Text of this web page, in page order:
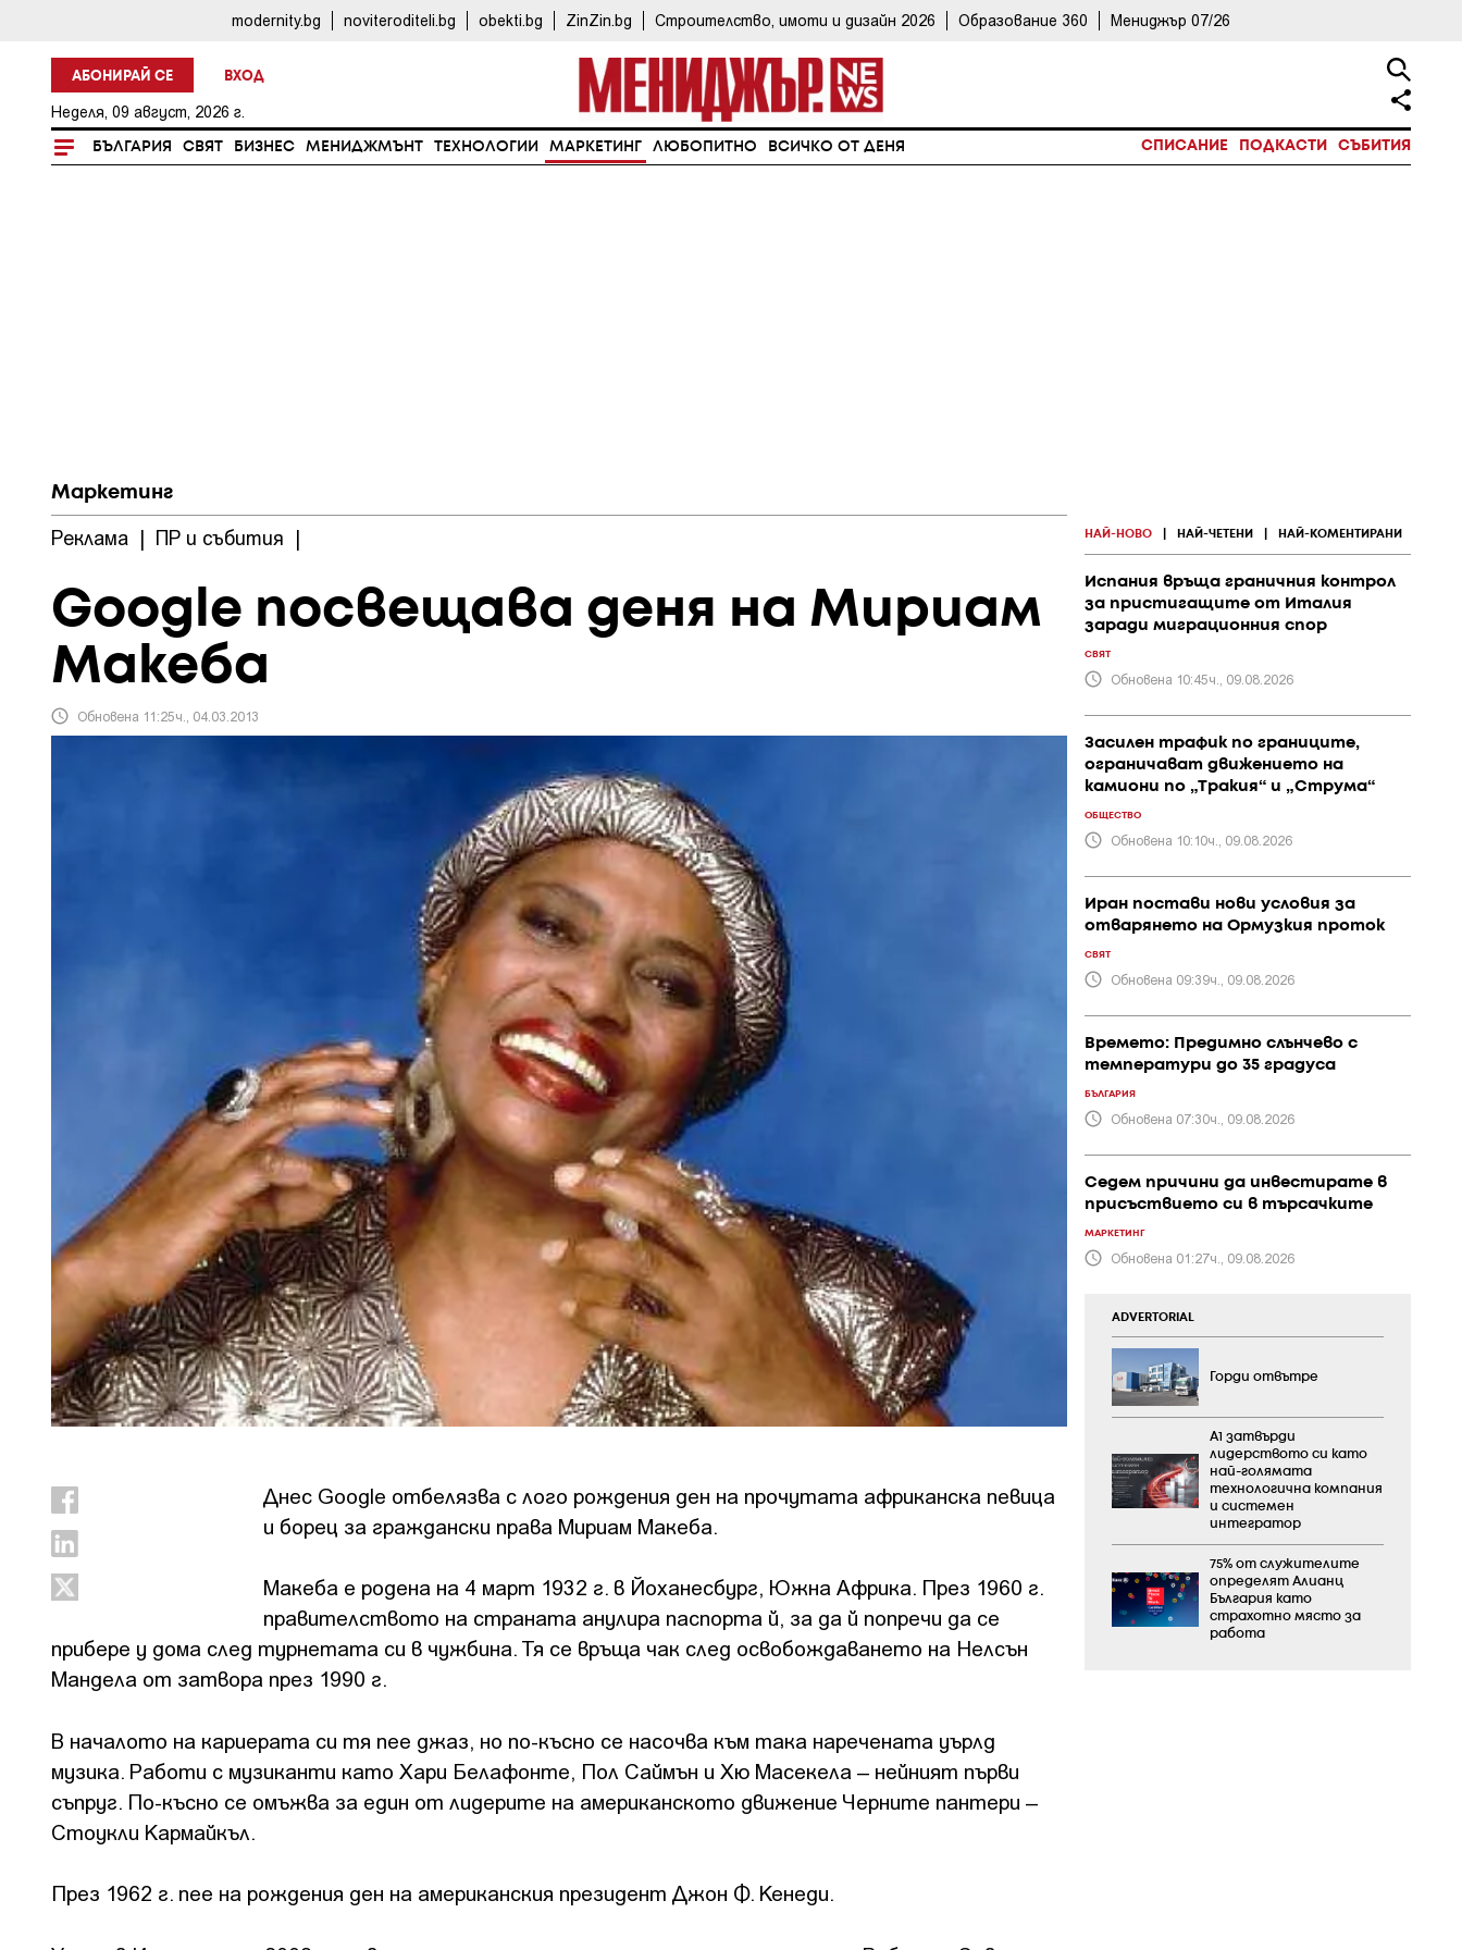
modernity.bg noviteroditeli.bg obekti.bg ZinZin.bg Строителство, имоти и дизайн 2026 Образование 360 Мениджър 07/26
АБОНИРАЙ СЕ ВХОД
Неделя, 09 август, 2026 г.
БЪЛГАРИЯ СВЯТ БИЗНЕС МЕНИДЖМЪНТ ТЕХНОЛОГИИ МАРКЕТИНГ ЛЮБОПИТНО ВСИЧКО ОТ ДЕНЯ СПИСАНИЕ ПОДКАСТИ СЪБИТИЯ
Маркетинг
Реклама | ПР и събития |
Google посвещава деня на Мириам
Макеба
Обновена 11:25ч., 04.03.2013
Днес Google отбелязва с лого рождения ден на прочутата африканска певица
и борец за граждански права Мириам Макеба.
Макеба е родена на 4 март 1932 г. в Йоханесбург, Южна Африка. През 1960 г.
правителството на страната анулира паспорта й, за да й попречи да се
прибере у дома след турнетата си в чужбина. Тя се връща чак след освобождаването на Нелсън
Мандела от затвора през 1990 г.
В началото на кариерата си тя пее джаз, но по-късно се насочва към така наречената уърлд
музика. Работи с музиканти като Хари Белафонте, Пол Саймън и Хю Масекела – нейният първи
съпруг. По-късно се омъжва за един от лидерите на американското движение Черните пантери –
Стоукли Кармайкъл.
През 1962 г. пее на рождения ден на американския президент Джон Ф. Кенеди.
НАЙ-НОВО НАЙ-ЧЕТЕНИ НАЙ-КОМЕНТИРАНИ
Испания връща граничния контрол
за пристигащите от Италия
заради миграционния спор
СВЯТ
Обновена 10:45ч., 09.08.2026
Засилен трафик по границите,
ограничават движението на
камиони по „Тракия“ и „Струма“
ОБЩЕСТВО
Обновена 10:10ч., 09.08.2026
Иран постави нови условия за
отварянето на Ормузкия проток
СВЯТ
Обновена 09:39ч., 09.08.2026
Времето: Предимно слънчево с
температури до 35 градуса
БЪЛГАРИЯ
Обновена 07:30ч., 09.08.2026
Седем причини да инвестирате в
присъствието си в търсачките
МАРКЕТИНГ
Обновена 01:27ч., 09.08.2026
ADVERTORIAL
Горди отвътре
А1 затвърди
лидерството си като
най-голямата
технологична компания
и системен
интегратор
75% от служителите
определят Алианц
България като
страхотно място за
работа